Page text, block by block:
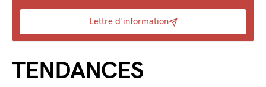
Lettre d'information
TENDANCES